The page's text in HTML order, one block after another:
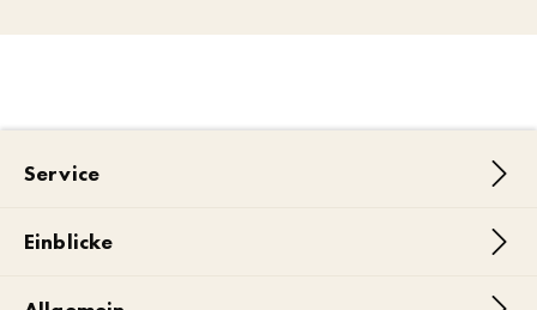
Service
Einblicke